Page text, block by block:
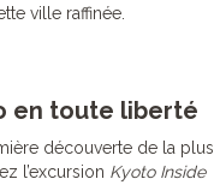
ville raffinée.
en toute liberté
découverte de la plus
l’excursion Kyoto Inside